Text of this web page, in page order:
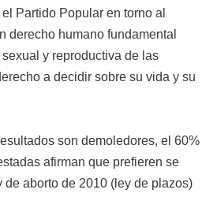
Partido Popular en torno al
derecho humano fundamental
y reproductiva de las
a decidir sobre su vida y su
son demoledores, el 60%
afirman que prefieren se
de aborto de 2010 (ley de plazos)